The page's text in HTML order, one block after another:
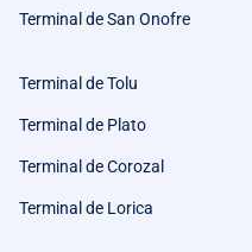
Terminal de San Onofre
Terminal de Tolu
Terminal de Plato
Terminal de Corozal
Terminal de Lorica